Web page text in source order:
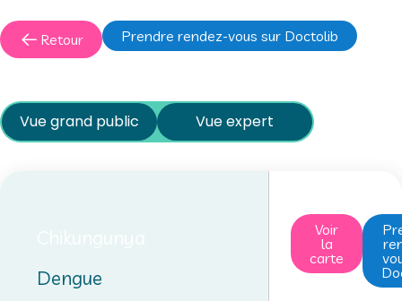
Retour Prendre rendez-vous sur Doctolib
Vue grand public Vue expert
Dengue
Voir
la
carte